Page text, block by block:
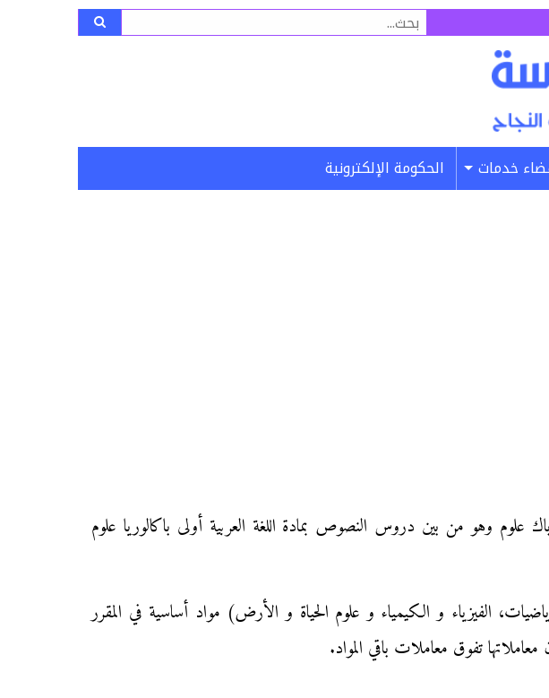
البحث
عن:
خدمات الحكومة الإلكترونية
علوم وهو من بين دروس النصوص بمادة اللغة العربية أولى باكالوريا علوم
الفيزياء و الكيمياء و علوم الحياة و الأرض) مواد أساسية في المقرر
تفوق معاملات باقي المواد.